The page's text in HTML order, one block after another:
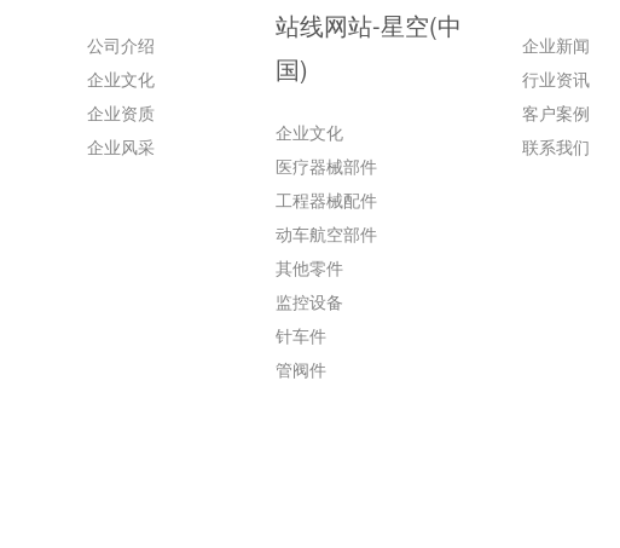
公司介绍
企业文化
企业资质
企业风采
站线网站-星空(中
国)
企业文化
医疗器械部件
工程器械配件
动车航空部件
其他零件
监控设备
针车件
管阀件
企业新闻
行业资讯
客户案例
联系我们